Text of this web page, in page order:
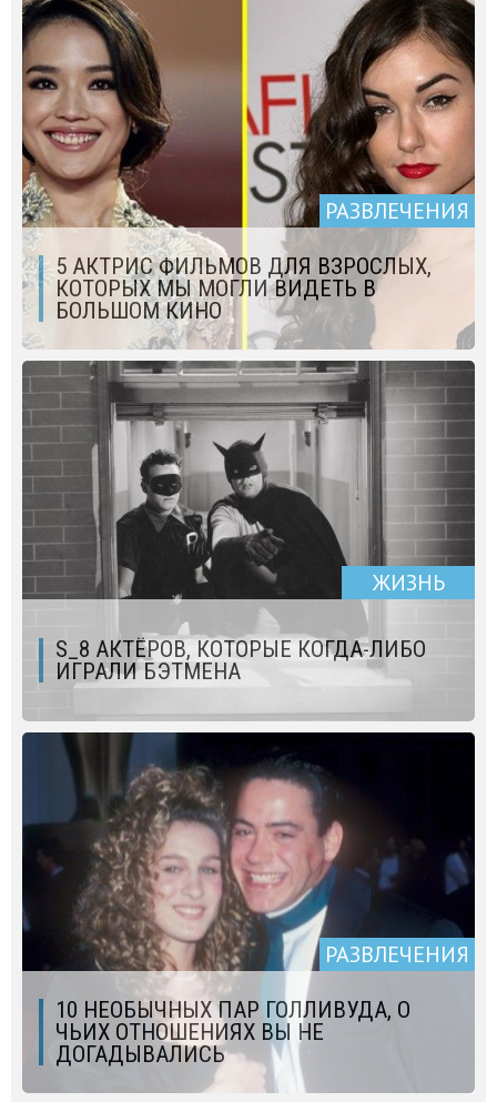
РАЗВЛЕЧЕНИЯ
5 АКТРИС ФИЛЬМОВ ДЛЯ ВЗРОСЛЫХ,
КОТОРЫХ МЫ МОГЛИ ВИДЕТЬ В
БОЛЬШОМ КИНО
ЖИЗНЬ
S_8 АКТЁРОВ, КОТОРЫЕ КОГДА-ЛИБО
ИГРАЛИ БЭТМЕНА
РАЗВЛЕЧЕНИЯ
10 НЕОБЫЧНЫХ ПАР ГОЛЛИВУДА, О
ЧЬИХ ОТНОШЕНИЯХ ВЫ НЕ
ДОГАДЫВАЛИСЬ